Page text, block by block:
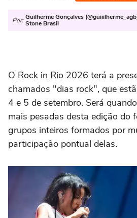
Por: Guilherme Gonçalves
Stone Brasil
O Rock in Rio 2026 terá a
chamados "dias rock", que
4 e 5 de setembro. Será
mais pesadas desta edição do
grupos inteiros formados por
participação pontual delas.